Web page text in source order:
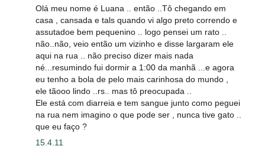
Olá meu nome é Luana .. então ..Tô chegando em
casa , cansada e tals quando vi algo preto correndo e
assutadoe bem pequenino .. logo pensei um rato ..
não..não, veio então um vizinho e disse largaram ele
aqui na rua .. não preciso dizer mais nada
né...resumindo fui dormir a 1:00 da manhã ...e agora
eu tenho a bola de pelo mais carinhosa do mundo ,
ele tãooo lindo ..rs.. mas tô preocupada ..
Ele está com diarreia e tem sangue junto como peguei
na rua nem imagino o que pode ser , nunca tive gato ..
que eu faço ?
15.4.11